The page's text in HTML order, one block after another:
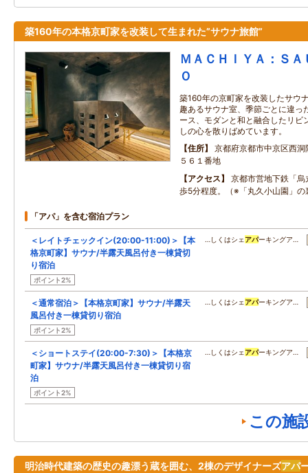
築160年の本格京町家を改装して生まれた”サウナ旅館”
ＭＡＣＨＩＹＡ：Ｓ
Ｏ
築160年の京町家を改装したサウ
趣あるサウナ室、季節ごとに違っ
ース、モダンと和と融合したリビ
しの心を散りばめています。
住所
京都府京都市中京区西
５６１番地
アクセス
京都市営地下鉄「
歩5分程度。（※「丸久小山園」の
「アパ」を含む宿泊プラン
＜レイトチェックイン(20:00-11:00)＞【本
格京町家】サウナ/半露天風呂付き一棟貸切
り宿泊
ポイント2%
…しくはシェ アパーキングア…
＜通常宿泊＞【本格京町家】サウナ/半露天
風呂付き一棟貸切り宿泊
ポイント2%
…しくはシェ アパーキングア…
＜ショートステイ(20:00-7:30)＞【本格京
町家】サウナ/半露天風呂付き一棟貸切り宿
泊
ポイント2%
…しくはシェ アパーキングア…
この施
明治時代建築の歴史の趣漂う蔵を囲む、2棟のデザイナーズアパ